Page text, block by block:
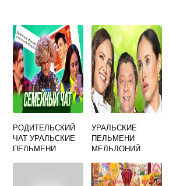
РОДИТЕЛЬСКИЙ
ЧАТ УРАЛЬСКИЕ
ПЕЛЬМЕНИ
УРАЛЬСКИЕ
ПЕЛЬМЕНИ
МЕЛЬДОНИЙ